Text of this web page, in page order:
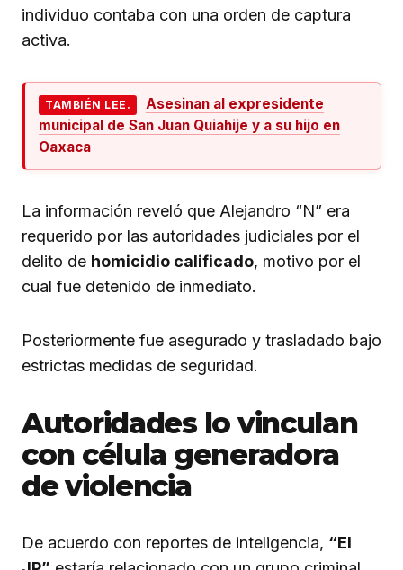
individuo contaba con una orden de captura
activa.
TAMBIÉN LEE.
Asesinan al expresidente
municipal de San Juan Quiahije y a su hijo en
Oaxaca
La información reveló que Alejandro “N” era
requerido por las autoridades judiciales por el
delito de homicidio calificado, motivo por el
cual fue detenido de inmediato.
Posteriormente fue asegurado y trasladado bajo
estrictas medidas de seguridad.
Autoridades lo vinculan
con célula generadora
de violencia
De acuerdo con reportes de inteligencia, “El